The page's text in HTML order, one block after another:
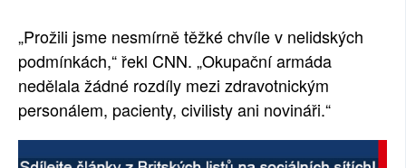
„Prožili jsme nesmírně těžké chvíle v nelidských
podmínkách,“ řekl CNN. „Okupační armáda
nedělala žádné rozdíly mezi zdravotnickým
personálem, pacienty, civilisty ani novináři.“